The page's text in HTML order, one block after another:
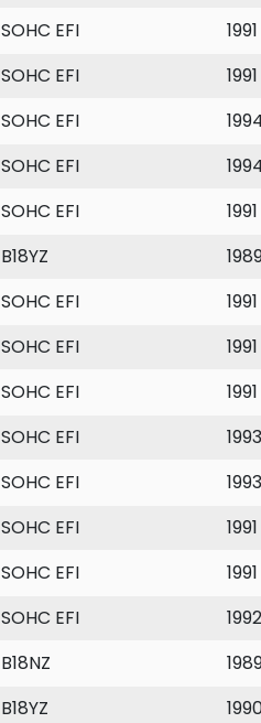
SOHC EFI
SOHC EFI
SOHC EFI
SOHC EFI
SOHC EFI
B18YZ
SOHC EFI
SOHC EFI
SOHC EFI
SOHC EFI
SOHC EFI
SOHC EFI
SOHC EFI
SOHC EFI
B18NZ
B18YZ